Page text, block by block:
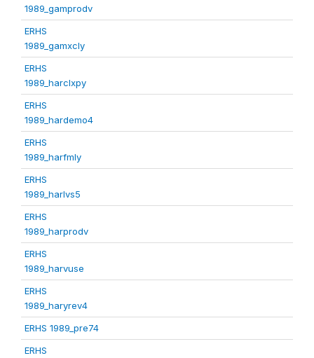
1989_gamprodv
ERHS
1989_gamxcly
ERHS
1989_harclxpy
ERHS
1989_hardemo4
ERHS
1989_harfmly
ERHS
1989_harlvs5
ERHS
1989_harprodv
ERHS
1989_harvuse
ERHS
1989_haryrev4
ERHS 1989_pre74
ERHS